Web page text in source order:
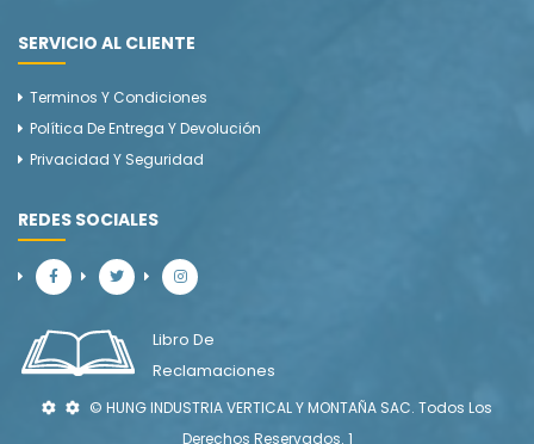
SERVICIO AL CLIENTE
Terminos Y Condiciones
Política De Entrega Y Devolución
Privacidad Y Seguridad
REDES SOCIALES
Libro De
Reclamaciones
© HUNG INDUSTRIA VERTICAL Y MONTAÑA SAC. Todos Los
Derechos Reservados. 1